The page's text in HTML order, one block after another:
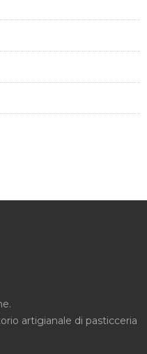
artigianale di pasticceria